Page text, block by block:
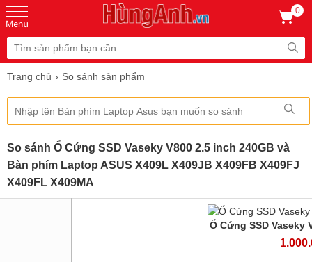
0
Trang chủ So sánh sản phẩm
So sánh Ổ Cứng SSD Vaseky V800 2.5 inch 240GB và
Bàn phím Laptop ASUS X409L X409JB X409FB X409FJ
X409FL X409MA
Ổ Cứng SSD Vaseky